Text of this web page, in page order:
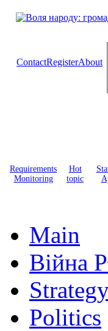
ContactRegisterAbout
Requirements
Monitoring
Hot
topic
Main
Війна
Politics